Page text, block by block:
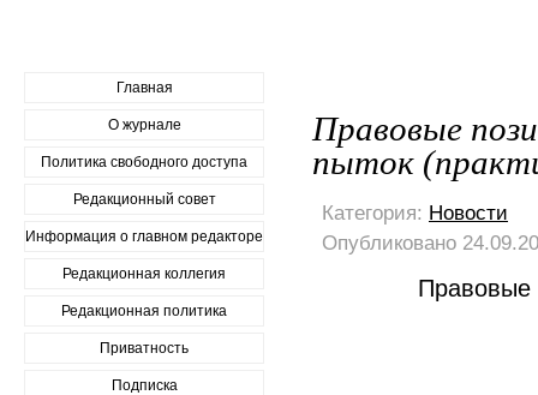
Главная
О журнале
Политика свободного доступа
Редакционный совет
Информация о главном редакторе
Редакционная коллегия
Редакционная политика
Приватность
Подписка
Правовые
пыток
Категория: Новости
Опубликовано
Правовые